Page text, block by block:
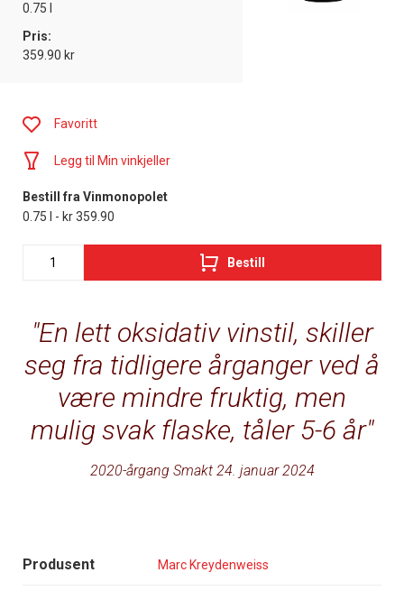
0.75 l
Pris:
359.90 kr
En lett oksidativ vinstil, skiller
seg fra tidligere årganger ved å
være mindre fruktig, men
mulig svak flaske, tåler 5-6 år
2020-årgang Smakt 24. januar 2024
Produsent Marc Kreydenweiss
Favoritt
Legg til Min vinkjeller
Bestill fra Vinmonopolet
0.75 l - kr 359.90
Bestill